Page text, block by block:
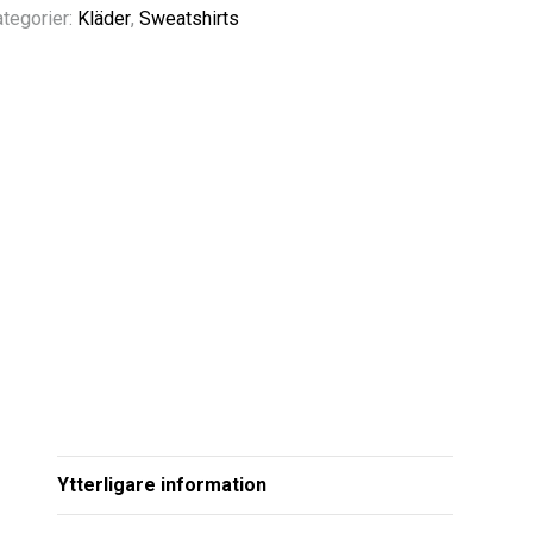
Kläder,Sweatshirts
Ytterligare information